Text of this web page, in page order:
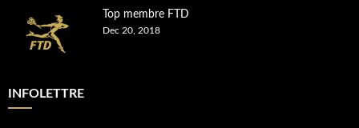
Top membre FTD
Dec 20, 2018
INFOLETTRE